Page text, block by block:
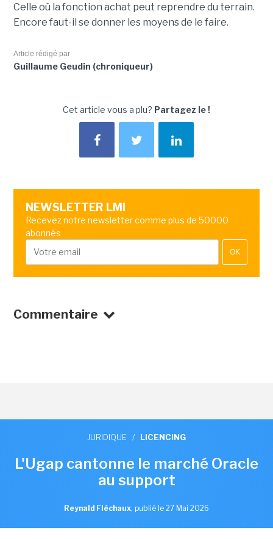
Celle où la fonction achat peut reprendre du terrain.
Encore faut-il se donner les moyens de le faire.
Article rédigé par
Guillaume Geudin (chroniqueur)
Cet article vous a plu? Partagez le !
NEWSLETTER LMI
Recevez notre newsletter comme plus de 50000
abonnés
OK
Commentaire
JURIDIQUE / LICENCING
L'Ugap cantonne le marché Oracle
au support
Reynald Fléchaux, publié le 27 Mai 2026